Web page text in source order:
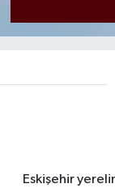
Eskişehir